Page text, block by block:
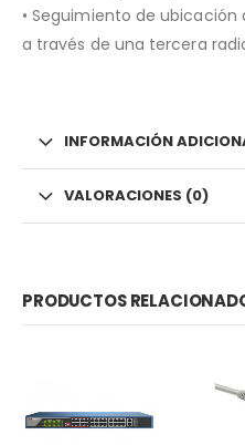
• Seguimiento de
a través de una tercera
INFORMACIÓN
VALORACIONES (0)
PRODUCTOS